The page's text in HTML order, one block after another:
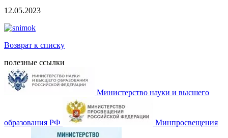
12.05.2023
Возврат к списку
полезные ссылки
Министерство науки и высшего
образования РФ Минпросвещения